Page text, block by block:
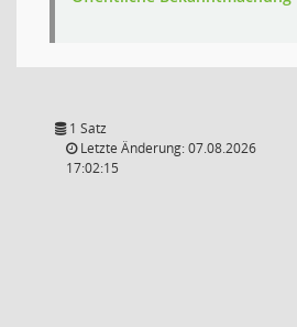
1 Satz
Letzte Änderung: 07.08.2026
17:02:15